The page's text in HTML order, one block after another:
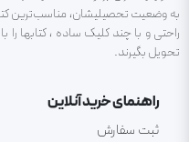
به وضعیت تحصیلیشان، مناسب‌ترین
راحتی و با چند کلیک ساده ، کتابها
تحویل بگیرند.
راهنمای خرید آنلاین
ثبت سفارش